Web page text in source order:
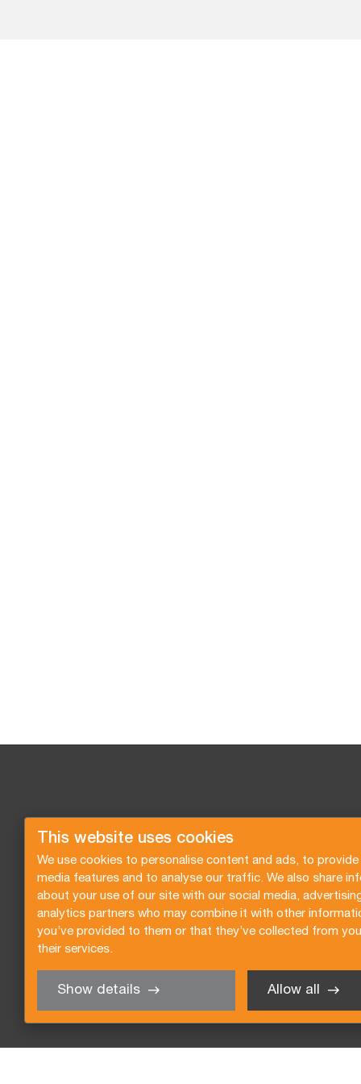
This website uses cookies
We use cookies to personalise content and ads, to provide
media features and to analyse our traffic. We also share
about your use of our site with our social media,
analytics partners who may combine it with other
you’ve provided to them or that they’ve collected from
their services.
Show details Allow all
Hoofdkantoor
Van der Vlist
Transportgroep
Offerte aanvragen Inschrijven nieuwsbrief